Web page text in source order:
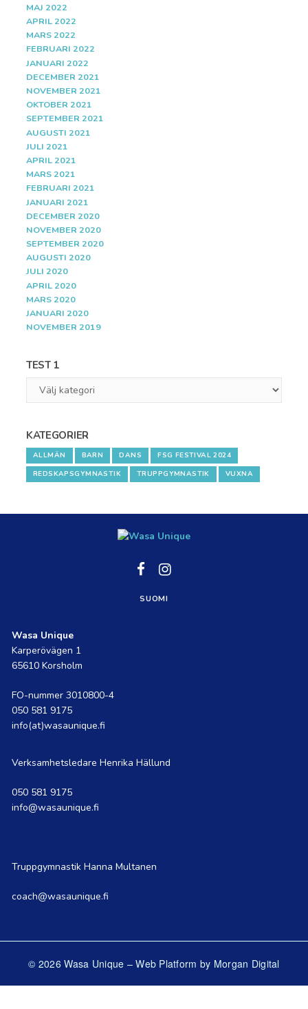
MAJ 2022
APRIL 2022
MARS 2022
FEBRUARI 2022
JANUARI 2022
DECEMBER 2021
NOVEMBER 2021
OKTOBER 2021
SEPTEMBER 2021
AUGUSTI 2021
JULI 2021
APRIL 2021
MARS 2021
FEBRUARI 2021
JANUARI 2021
DECEMBER 2020
NOVEMBER 2020
SEPTEMBER 2020
AUGUSTI 2020
JULI 2020
APRIL 2020
MARS 2020
JANUARI 2020
NOVEMBER 2019
TEST 1
KATEGORIER
ALLMÄN BARN DANS
FSG FESTIVAL 2024
REDSKAPSGYMNASTIK
TRUPPGYMNASTIK VUXNA
Social
link
Social
SUOMI
Wasa Unique
Karperövägen 1
65610 Korsholm
FO-nummer 3010800-4
050 581 9175
info(at)wasaunique.fi
Verksamhetsledare Henrika Hällund
050 581 9175
info@wasaunique.fi
Truppgymnastik Hanna Multanen
coach@wasaunique.fi
© 2026 Wasa Unique – Web Platform by Morgan Digital